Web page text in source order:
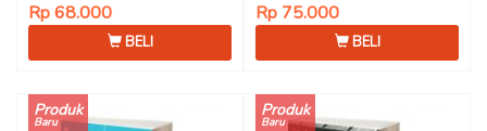
Rp 68.000
BELI
Rp 75.000
BELI
Produk
Baru
Produk
Baru